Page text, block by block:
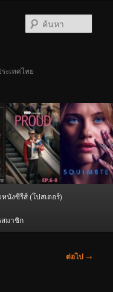
ะเทศไทย
หนังซีรีส์ (โปสเตอร์)
มาชิก
ต่อไป →